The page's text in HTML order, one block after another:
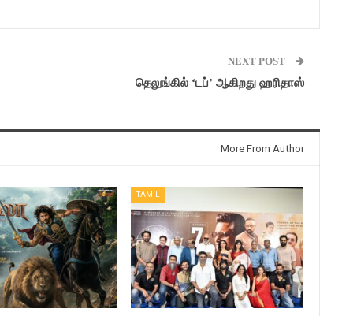
NEXT POST
தெலுங்கில் ‘டப்’ ஆகிறது ஹரிதாஸ்
More From Author
TAMIL